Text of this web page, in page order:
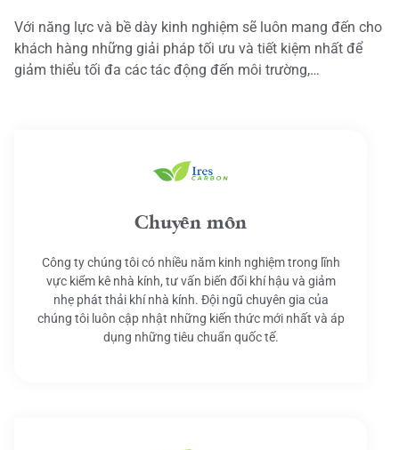
Với năng lực và bề dày kinh nghiệm sẽ luôn mang đến cho
khách hàng những giải pháp tối ưu và tiết kiệm nhất để
giảm thiểu tối đa các tác động đến môi trường,…
Chuyên môn
Công ty chúng tôi có nhiều năm kinh nghiệm trong lĩnh
vực kiểm kê nhà kính, tư vấn biến đổi khí hậu và giảm
nhẹ phát thải khí nhà kính. Đội ngũ chuyên gia của
chúng tôi luôn cập nhật những kiến thức mới nhất và áp
dụng những tiêu chuẩn quốc tế.